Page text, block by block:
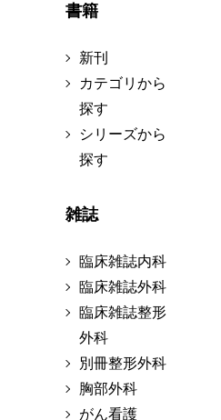
書籍
新刊
カテゴリから
探す
シリーズから
探す
雑誌
臨床雑誌内科
臨床雑誌外科
臨床雑誌整形
外科
別冊整形外科
胸部外科
がん看護